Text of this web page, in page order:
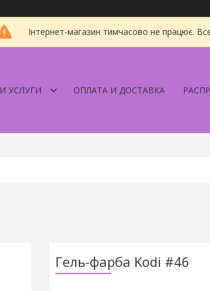
Інтернет-магазин тимчасово не працює.
УСЛУГИ ОПЛАТА И ДОСТАВКА
Гель-фарба Kodi #46